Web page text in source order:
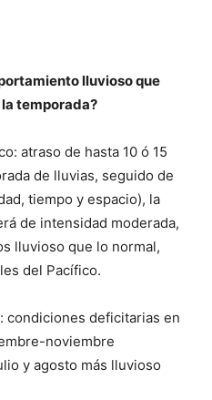
lluvioso que
temporada?
atraso de hasta 10 ó 15
de lluvias, seguido de
tiempo y espacio), la
de intensidad moderada,
lluvioso que lo normal,
del Pacífico.
condiciones deficitarias en
noviembre
y agosto más lluvioso